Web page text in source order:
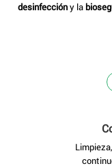
desinfeccióny la